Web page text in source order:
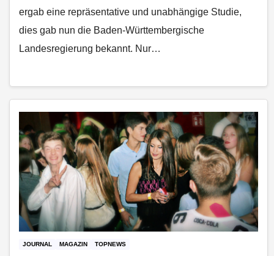
ergab eine repräsentative und unabhängige Studie,
dies gab nun die Baden-Württembergische
Landesregierung bekannt. Nur…
JOURNAL MAGAZIN TOPNEWS